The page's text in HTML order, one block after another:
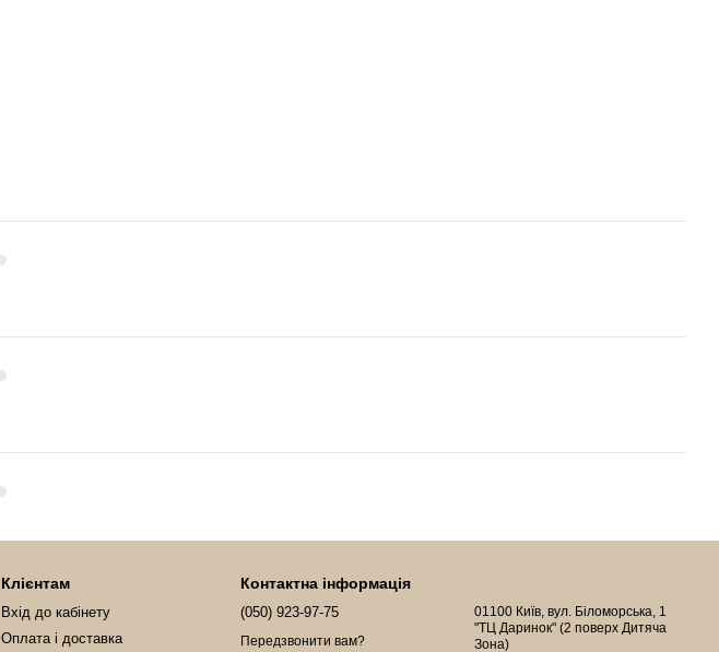
Клієнтам
Вхід до кабінету
Оплата і доставка
Контактна інформація
(050) 923-97-75
Передзвонити вам?
01100 Київ, вул. Біломорська, 1
"ТЦ Даринок" (2 поверх Дитяча
Зона)